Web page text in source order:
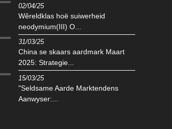
02/04/25
Wêreldklas hoë suiwerheid
neodymium(III) O...
31/03/25
China se skaars aardmark Maart
2025: Strategie...
15/03/25
"Seldsame Aarde Marktendens
Aanwyser:...